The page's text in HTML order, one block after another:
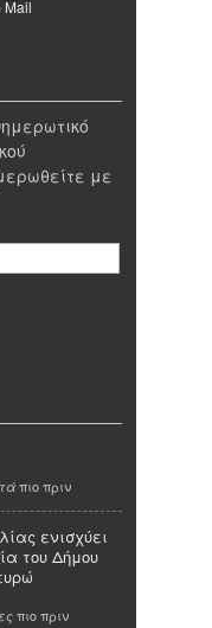
με
πιο πριν
ενισχύει
του Δήμου
πιο πριν